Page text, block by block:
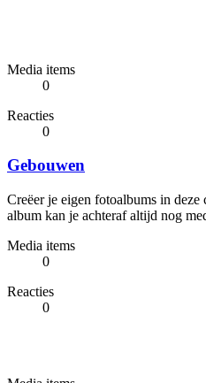
Media items
0
Reacties
0
Gebouwen
Creëer je eigen fotoalbums in deze
album kan je achteraf altijd nog
Media items
0
Reacties
0